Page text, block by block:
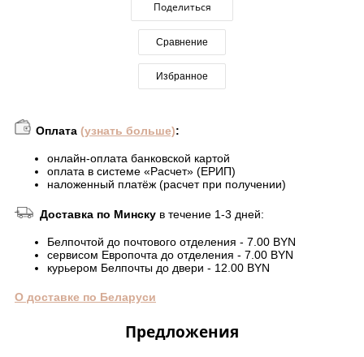
Поделиться
Сравнение
Избранное
Оплата (узнать больше):
онлайн-оплата банковской картой
оплата в системе «Расчет» (ЕРИП)
наложенный платёж (расчет при получении)
Доставка по Минску в течение 1-3 дней:
Белпочтой до почтового отделения - 7.00 BYN
сервисом Европочта до отделения - 7.00 BYN
курьером Белпочты до двери - 12.00 BYN
О доставке по Беларуси
Предложения